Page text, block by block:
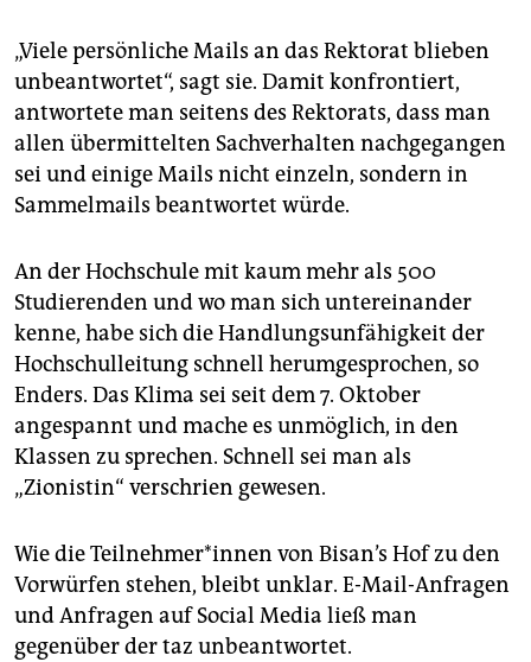
„Viele persönliche Mails an das Rektorat blieben
unbeantwortet“, sagt sie. Damit konfrontiert,
antwortete man seitens des Rektorats, dass man
allen übermittelten Sachverhalten nachgegangen
sei und einige Mails nicht einzeln, sondern in
Sammelmails beantwortet würde.
An der Hochschule mit kaum mehr als 500
Studierenden und wo man sich untereinander
kenne, habe sich die Handlungsunfähigkeit der
Hochschulleitung schnell herumgesprochen, so
Enders. Das Klima sei seit dem 7. Oktober
angespannt und mache es unmöglich, in den
Klassen zu sprechen. Schnell sei man als
„Zionistin“ verschrien gewesen.
Wie die Teil­neh­me­r*in­nen von Bisan’s Hof zu den
Vorwürfen stehen, bleibt unklar. E-Mail-Anfragen
und Anfragen auf Social Media ließ man
gegenüber der taz unbeantwortet.